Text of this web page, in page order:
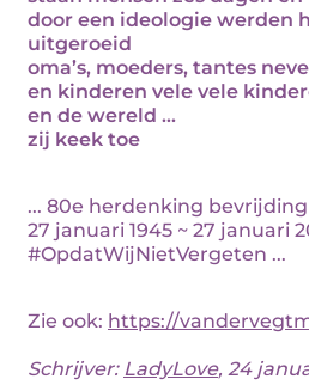
door een ideologie werden
uitgeroeid
oma’s, moeders, tantes
en kinderen vele vele
en de wereld ...
zij keek toe
... 80e herdenking
27 januari 1945 ~ 27 januari
#OpdatWijNietVergeten ...
Zie ook: https://
Schrijver: LadyLove, 24